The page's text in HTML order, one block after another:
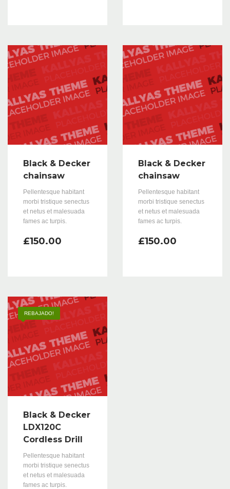
Black & Decker
chainsaw
Pellentesque habitant
morbi tristique senectus
et netus et malesuada
fames ac turpis.
£150.00
Black & Decker
chainsaw
Pellentesque habitant
morbi tristique senectus
et netus et malesuada
fames ac turpis.
£150.00
REBAJADO!
Black & Decker
LDX120C
Cordless Drill
Pellentesque habitant
morbi tristique senectus
et netus et malesuada
fames ac turpis.